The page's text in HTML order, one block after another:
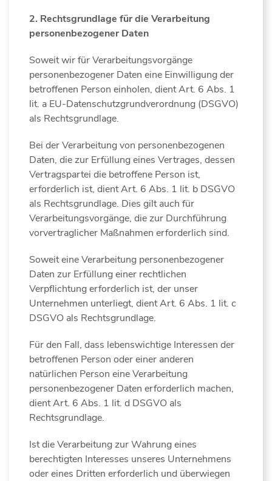
2. Rechtsgrundlage für die Verarbeitung
personenbezogener Daten
Soweit wir für Verarbeitungsvorgänge
personenbezogener Daten eine Einwilligung der
betroffenen Person einholen, dient Art. 6 Abs. 1
lit. a EU-Datenschutzgrundverordnung (DSGVO)
als Rechtsgrundlage.
Bei der Verarbeitung von personenbezogenen
Daten, die zur Erfüllung eines Vertrages, dessen
Vertragspartei die betroffene Person ist,
erforderlich ist, dient Art. 6 Abs. 1 lit. b DSGVO
als Rechtsgrundlage. Dies gilt auch für
Verarbeitungsvorgänge, die zur Durchführung
vorvertraglicher Maßnahmen erforderlich sind.
Soweit eine Verarbeitung personenbezogener
Daten zur Erfüllung einer rechtlichen
Verpflichtung erforderlich ist, der unser
Unternehmen unterliegt, dient Art. 6 Abs. 1 lit. c
DSGVO als Rechtsgrundlage.
Für den Fall, dass lebenswichtige Interessen der
betroffenen Person oder einer anderen
natürlichen Person eine Verarbeitung
personenbezogener Daten erforderlich machen,
dient Art. 6 Abs. 1 lit. d DSGVO als
Rechtsgrundlage.
Ist die Verarbeitung zur Wahrung eines
berechtigten Interesses unseres Unternehmens
oder eines Dritten erforderlich und überwiegen